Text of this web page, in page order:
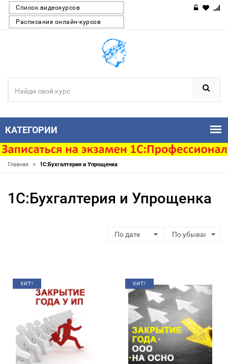
Список видеокурсов
Расписание онлайн-курсов
КАТЕГОРИИ
Главная » 1С:Бухгалтерия и Упрощенка
1С:Бухгалтерия и Упрощенка
ХИТ! ХИТ!